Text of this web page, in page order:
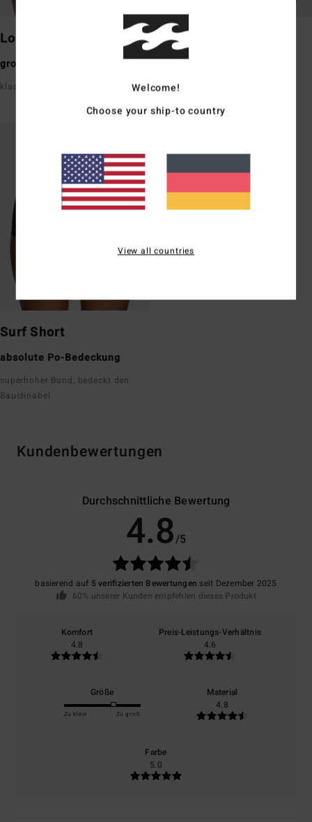
Lowrider
großzügige Po-Bedeckung
klassische Bundhöhe
Maui Rider
mittlere Bedeckung am Po
high Waist, endet knapp unter
Surf Short
absolute Po-Bedeckung
superhoher Bund, bedeckt den
Bauchnabel
Kundenbewertungen
Durchschnittliche Bewertung
4.8/5
basierend auf 5 verifizierten Bewertungen seit Dezember 2025
60% unserer Kunden empfehlen dieses Produkt
Komfort
4.8
Preis-Leistungs-Verhältnis
4.6
Größe
Zu klein Zu groß
Material
4.8
Farbe
5.0
Welcome!
Choose your ship-to country
View all countries